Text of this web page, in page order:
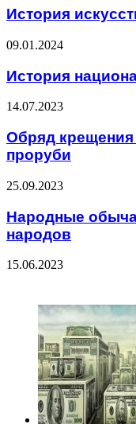
История
09.01.2024
История
14.07.2023
Обряд крещения
проруби
25.09.2023
Народные
народов
15.06.2023